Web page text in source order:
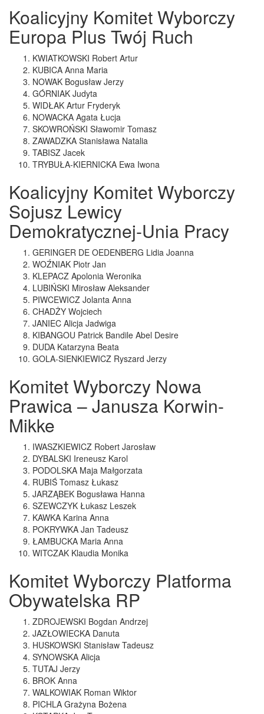
Koalicyjny Komitet Wyborczy
Europa Plus Twój Ruch
KWIATKOWSKI Robert Artur
KUBICA Anna Maria
NOWAK Bogusław Jerzy
GÓRNIAK Judyta
WIDŁAK Artur Fryderyk
NOWACKA Agata Łucja
SKOWROŃSKI Sławomir Tomasz
ZAWADZKA Stanisława Natalia
TABISZ Jacek
TRYBUŁA-KIERNICKA Ewa Iwona
Koalicyjny Komitet Wyborczy
Sojusz Lewicy
Demokratycznej-Unia Pracy
GERINGER DE OEDENBERG Lidia Joanna
WOŹNIAK Piotr Jan
KLEPACZ Apolonia Weronika
LUBIŃSKI Mirosław Aleksander
PIWCEWICZ Jolanta Anna
CHADŻY Wojciech
JANIEC Alicja Jadwiga
KIBANGOU Patrick Bandile Abel Desire
DUDA Katarzyna Beata
GOLA-SIENKIEWICZ Ryszard Jerzy
Komitet Wyborczy Nowa
Prawica – Janusza Korwin-
Mikke
IWASZKIEWICZ Robert Jarosław
DYBALSKI Ireneusz Karol
PODOLSKA Maja Małgorzata
RUBIŚ Tomasz Łukasz
JARZĄBEK Bogusława Hanna
SZEWCZYK Łukasz Leszek
KAWKA Karina Anna
POKRYWKA Jan Tadeusz
ŁAMBUCKA Maria Anna
WITCZAK Klaudia Monika
Komitet Wyborczy Platforma
Obywatelska RP
ZDROJEWSKI Bogdan Andrzej
JAZŁOWIECKA Danuta
HUSKOWSKI Stanisław Tadeusz
SYNOWSKA Alicja
TUTAJ Jerzy
BROK Anna
WALKOWIAK Roman Wiktor
PICHLA Grażyna Bożena